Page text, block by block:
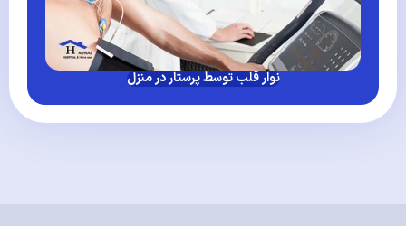
نوار قلب توسط پرستار در منزل